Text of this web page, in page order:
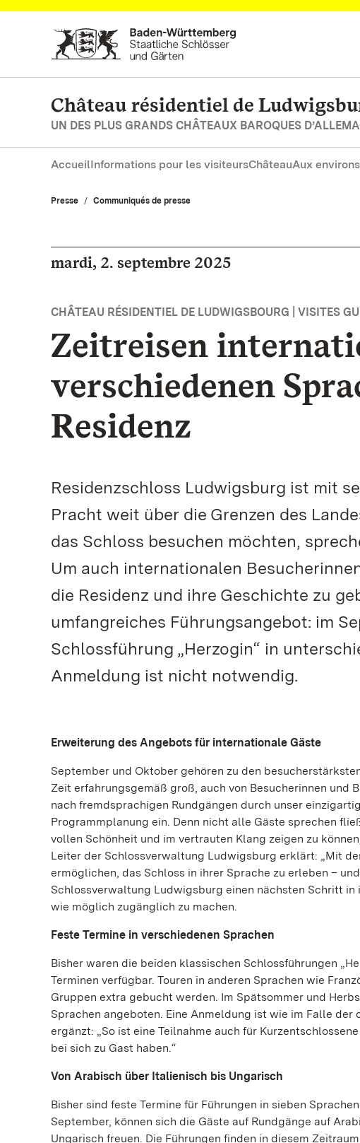
Vers la page d’accueil
Château résidentiel de
UN DES PLUS GRANDS CHÂTEAUX BAROQUES
AccueilInformations pour les visiteursChâteauAux environs
Presse Communiqués de presse
mardi, 2. septembre 2025
CHÂTEAU RÉSIDENTIEL DE LUDWIGSBOURG | VISITES
Zeitreisen
verschiedenen
Residenz
Residenzschloss Ludwigsburg ist mit
Pracht weit über die Grenzen des
das Schloss besuchen möchten,
Um auch internationalen
die Residenz und ihre Geschichte zu
umfangreiches Führungsangebot: im
Schlossführung „Herzogin“ in
Anmeldung ist nicht notwendig.
Erweiterung des Angebots für internationale Gäste
September und Oktober gehören zu den
Zeit erfahrungsgemäß groß, auch von Besucherinnen und
nach fremdsprachigen Rundgängen durch unser
Programmplanung ein. Denn nicht alle Gäste sprechen
vollen Schönheit und im vertrauten Klang zeigen zu
Leiter der Schlossverwaltung Ludwigsburg erklärt: „Mit
ermöglichen, das Schloss in ihrer Sprache zu erleben –
Schlossverwaltung Ludwigsburg einen nächsten Schritt
wie möglich zugänglich zu machen.
Feste Termine in verschiedenen Sprachen
Bisher waren die beiden klassischen Schlossführungen
Terminen verfügbar. Touren in anderen Sprachen wie
Gruppen extra gebucht werden. Im Spätsommer und
Sprachen angeboten. Eine Anmeldung ist wie im Falle
ergänzt: „So ist eine Teilnahme auch für
bei sich zu Gast haben.“
Von Arabisch über Italienisch bis Ungarisch
Bisher sind feste Termine für Führungen in sieben
September, können sich die Gäste auf Rundgänge auf
Ungarisch freuen. Die Führungen finden in diesem